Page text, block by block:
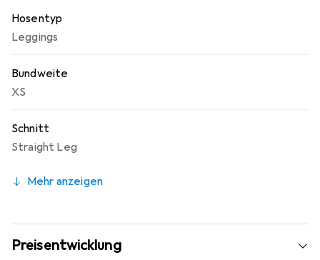
Hosentyp
Leggings
Bundweite
XS
Schnitt
Straight Leg
Mehr anzeigen
Preisentwicklung